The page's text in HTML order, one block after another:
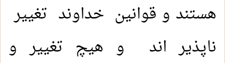
هستند و قوانین خداوند تغییر
ناپذیر اند و هیچ تغییر و